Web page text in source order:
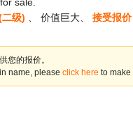
级) 、 价值巨大、 接受报价
您的报价。
name, please click here to make